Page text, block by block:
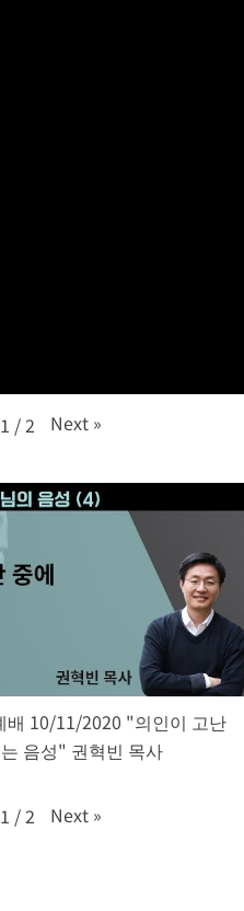
1 / 2 Next »
배 10/11/2020 "의인이 고난
음성" 권혁빈 목사
1 /2 Next »